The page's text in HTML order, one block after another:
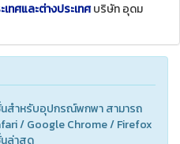
ทศและต่างประเทศบริษัท อุดม
นสำหรับอุปกรณ์พกพา สามารถ
/ Google Chrome / Firefox